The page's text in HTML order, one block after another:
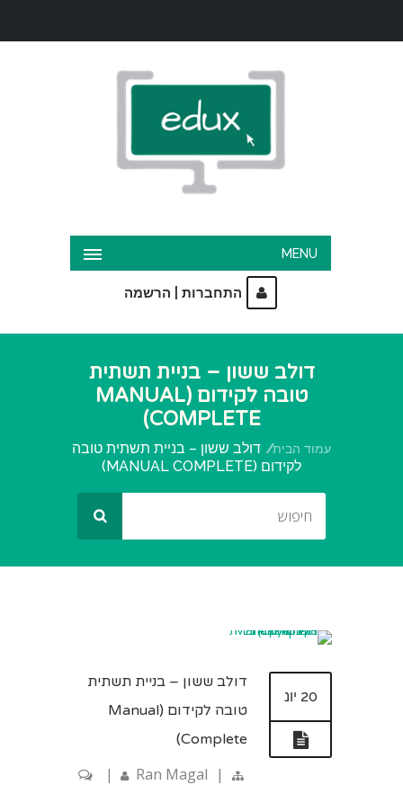
MENU
התחברות הרשמה
דולב ששון – בניית תשתית
טובה לקידום (MANUAL
COMPLETE)
עמוד הבית
דולב ששון – בניית תשתית טובה
לקידום (MANUAL COMPLETE)
20 יונ
דולב ששון – בניית תשתית
טובה לקידום (Manual
Complete)
Ran Magal |
|